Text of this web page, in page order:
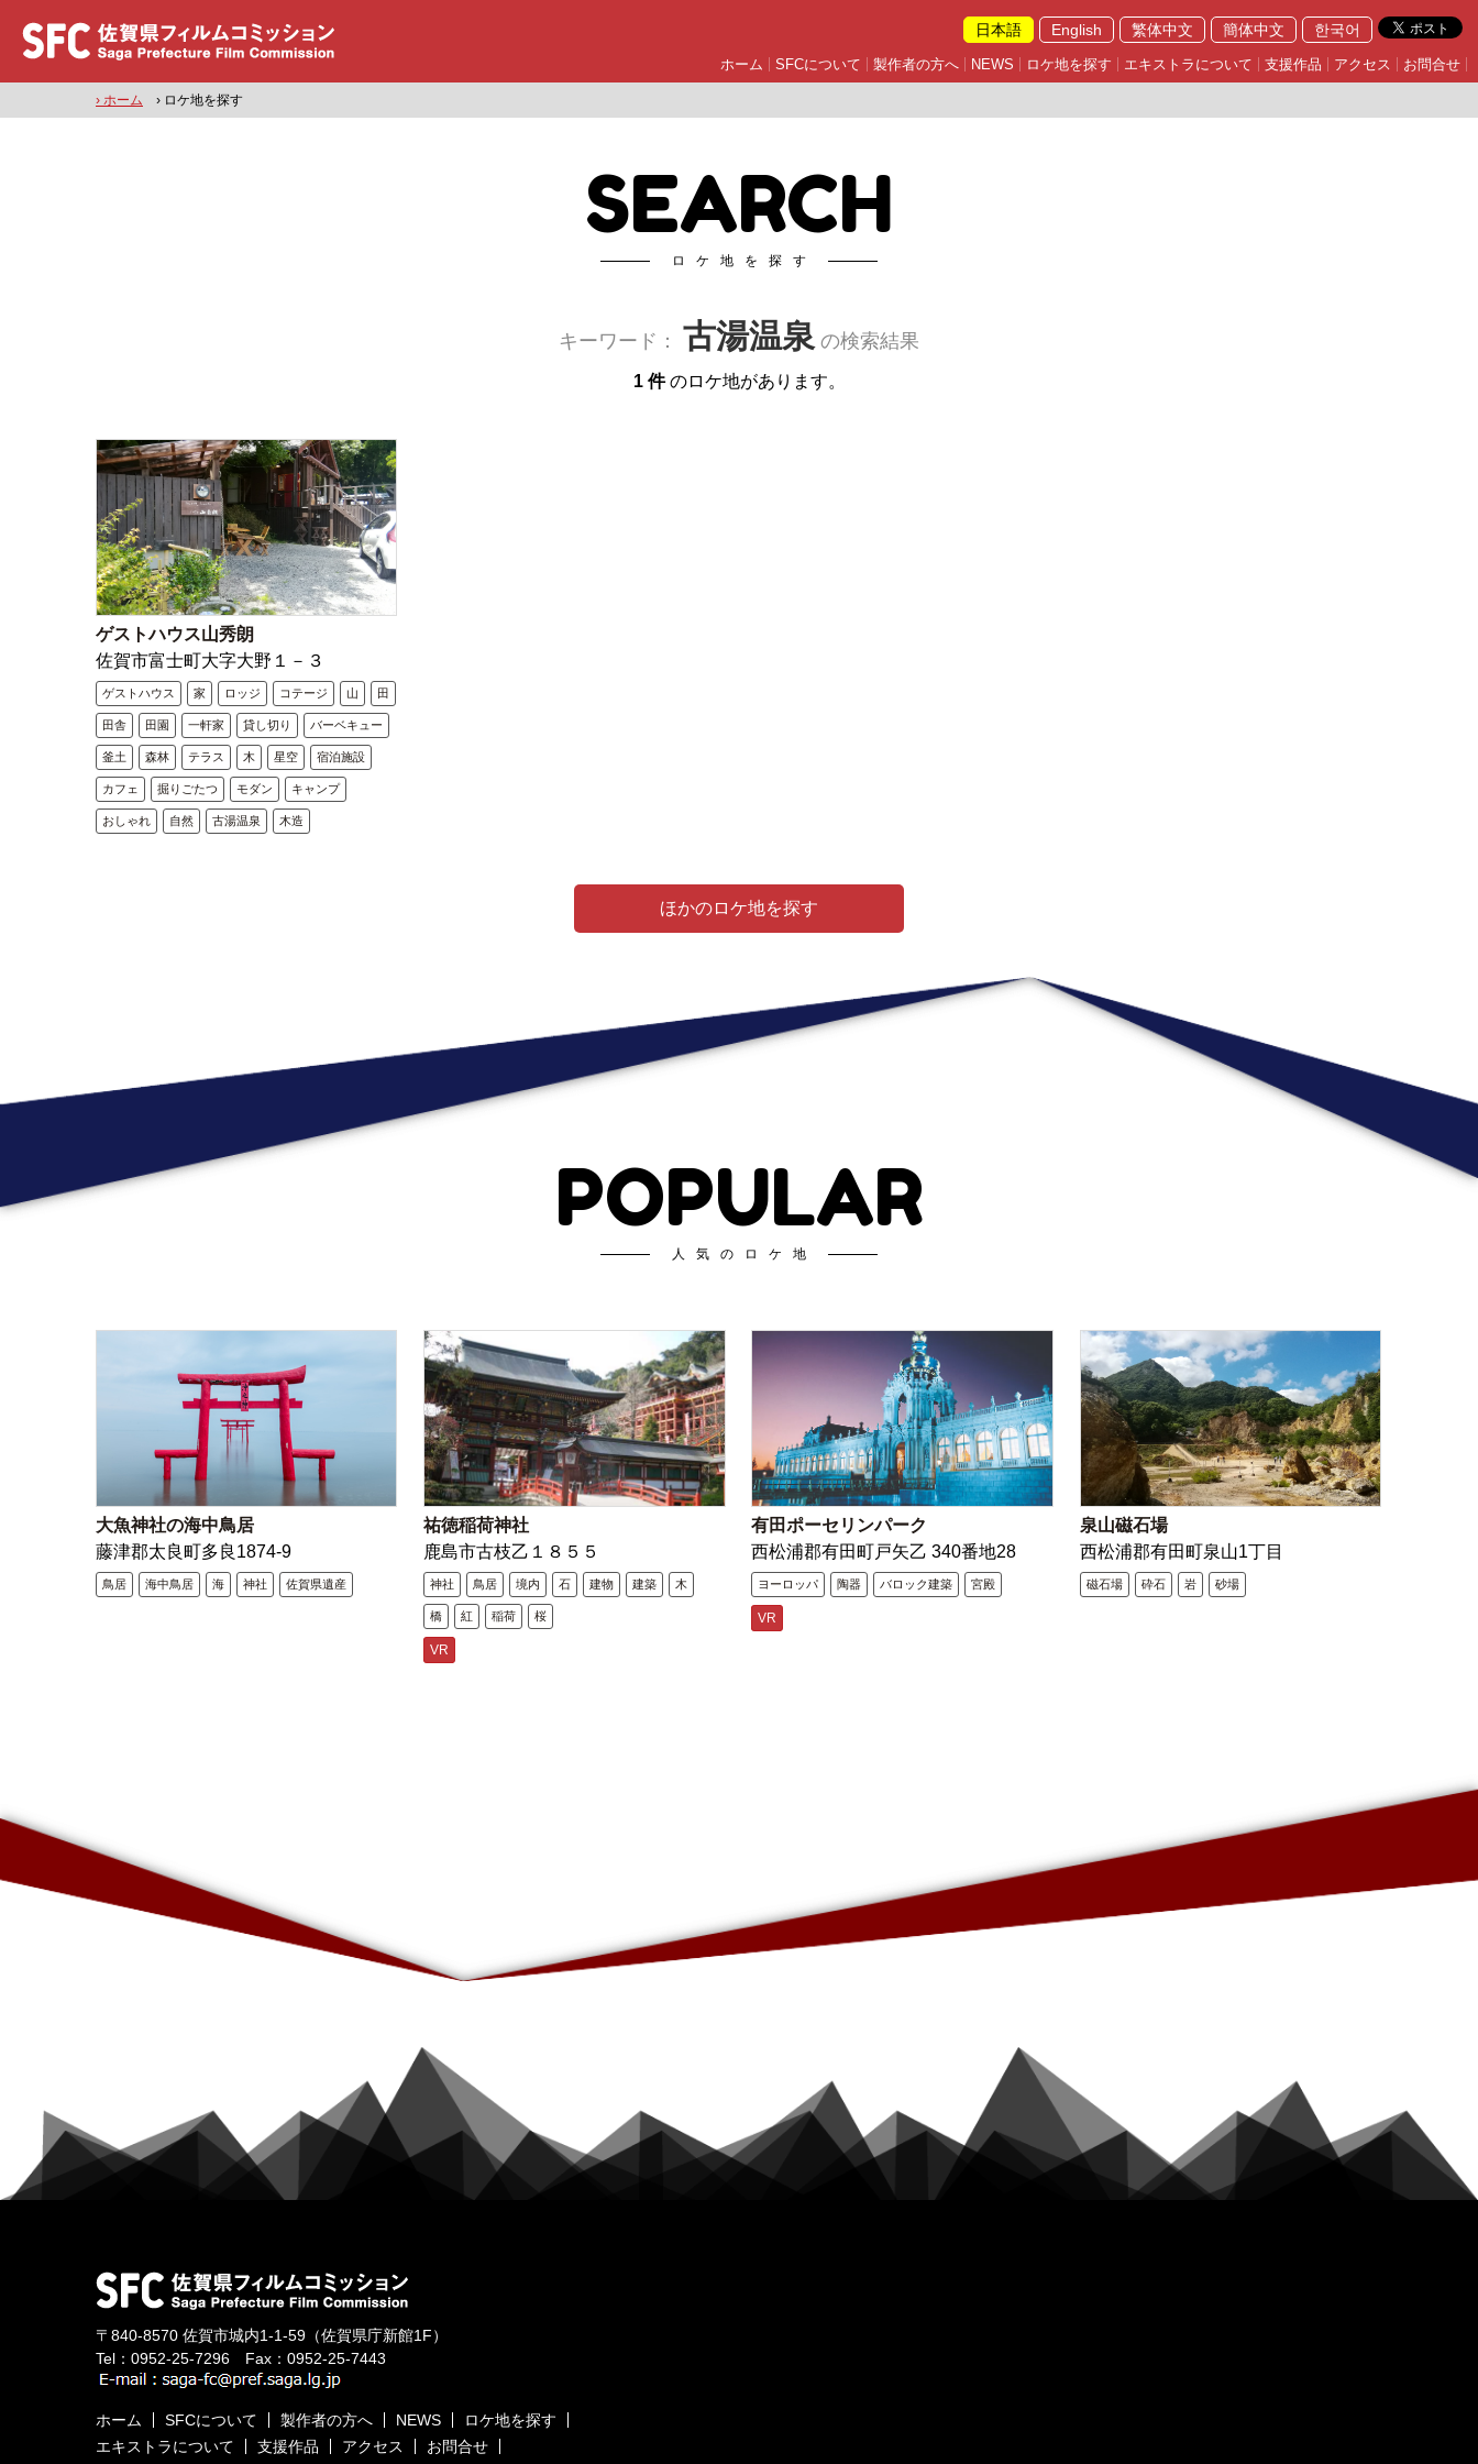
日本語 English 繁体中文 簡体中文 한국어
ホーム SFCについて 製作者の方へ NEWS ロケ地を探す エキストラについて 支援作品 アクセス お問合せ
› ホーム › ロケ地を探す
SEARCH
ロケ地を探す
キーワード： 古湯温泉の検索結果
1 件のロケ地があります。
ゲストハウス山秀朗
佐賀市富士町大字大野１－３
ゲストハウス 家 ロッジ コテージ 山 田
田舎 田園 一軒家 貸し切り バーベキュー
釜土 森林 テラス 木 星空 宿泊施設
カフェ 掘りごたつ モダン キャンプ
おしゃれ 自然 古湯温泉 木造
ほかのロケ地を探す
POPULAR
人気のロケ地
大魚神社の海中鳥居
藤津郡太良町多良1874-9
鳥居 海中鳥居 海 神社 佐賀県遺産
祐徳稲荷神社
鹿島市古枝乙１８５５
神社 鳥居 境内 石 建物 建築 木
橋 紅 稲荷 桜
VR
有田ポーセリンパーク
西松浦郡有田町戸矢乙 340番地28
ヨーロッパ 陶器 バロック建築 宮殿
VR
泉山磁石場
西松浦郡有田町泉山1丁目
磁石場 砕石 岩 砂場
〒840-8570 佐賀市城内1-1-59 （佐賀県庁新館1F）
Tel： 0952-25-7296 Fax：0952-25-7443
ホーム SFCについて 製作者の方へ NEWS
ロケ地を探す
エキストラについて
支援作品 アクセス お問合せ